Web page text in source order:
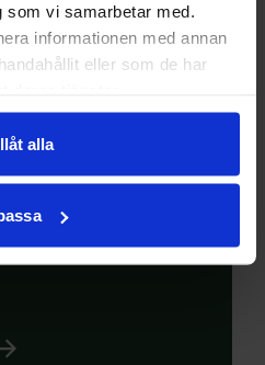
som vi samarbetar med.
informationen med annan
eller som de har
alla